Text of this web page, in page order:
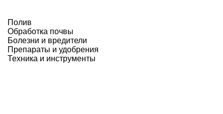
Полив
Обработка почвы
Болезни и вредители
Препараты и удобрения
Техника и инструменты